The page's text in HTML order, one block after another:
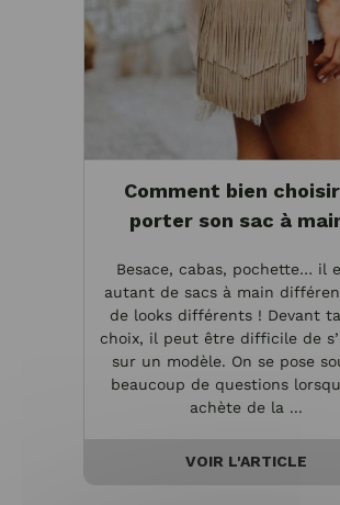
Comment bien
porter son sac à
Besace, cabas, pochette… il
autant de sacs à main
de looks différents ! Devant
choix, il peut être difficile de
sur un modèle. On se pose
beaucoup de questions
achète de la ...
VOIR L'ARTICLE